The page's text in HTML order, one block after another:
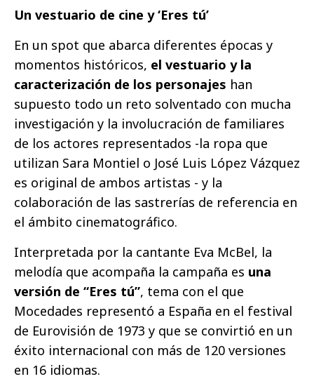
Un vestuario de cine y ‘Eres tú’
En un spot que abarca diferentes épocas y
momentos históricos, el vestuario y la
caracterización de los personajes han
supuesto todo un reto solventado con mucha
investigación y la involucración de familiares
de los actores representados -la ropa que
utilizan Sara Montiel o José Luis López Vázquez
es original de ambos artistas - y la
colaboración de las sastrerías de referencia en
el ámbito cinematográfico.
Interpretada por la cantante Eva McBel, la
melodía que acompaña la campaña es una
versión de “Eres tú”, tema con el que
Mocedades representó a España en el festival
de Eurovisión de 1973 y que se convirtió en un
éxito internacional con más de 120 versiones
en 16 idiomas.